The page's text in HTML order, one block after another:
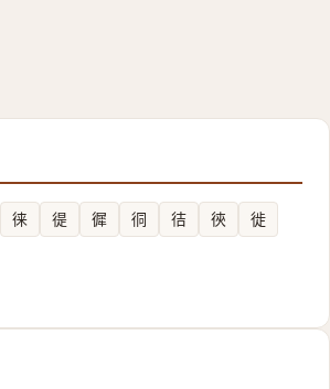
徕 徥 徲 㣚 㣟 㣣
徙